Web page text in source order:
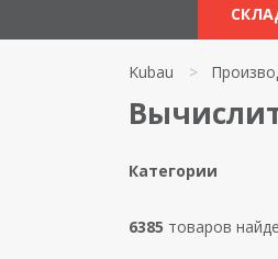
Kubau >
Категории
6385 товаров